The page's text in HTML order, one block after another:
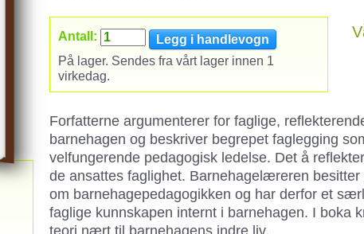
Antall:
På lager. Sendes fra vårt lager innen 1
virkedag.
Forfatterne argumenterer for faglige,
barnehagen og beskriver begrepet faglegging
velfungerende pedagogisk ledelse. Det å
de ansattes faglighet. Barnehagelæreren
om barnehagepedagogikken og har derfor et
faglige kunnskapen internt i barnehagen. I boka
teori nært til barnehagens indre liv.